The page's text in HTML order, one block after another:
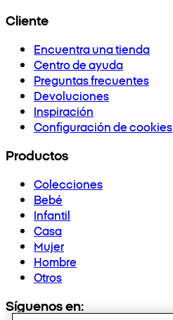
Cliente
Encuentra una tienda
Centro de ayuda
Preguntas frecuentes
Devoluciones
Inspiración
Configuración de cookies
Productos
Colecciones
Bebé
Infantil
Casa
Mujer
Hombre
Otros
Síguenos en: